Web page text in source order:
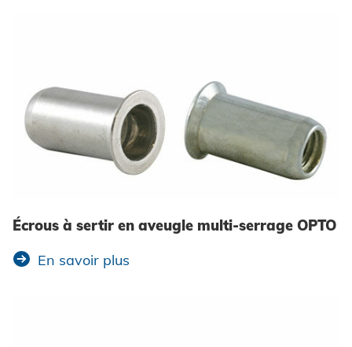
CGV
Écrous à sertir en aveugle multi-serrage OPTO
En savoir plus